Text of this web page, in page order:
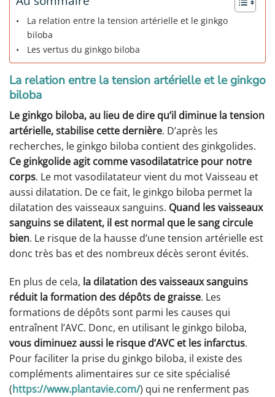
La relation entre la tension artérielle et le ginkgo
biloba
Les vertus du ginkgo biloba
La relation entre la tension artérielle et le ginkgo
biloba
Le ginkgo biloba, au lieu de dire qu’il diminue la tension
artérielle, stabilise cette dernière. D’après les
recherches, le ginkgo biloba contient des ginkgolides.
Ce ginkgolide agit comme vasodilatatrice pour notre
corps. Le mot vasodilatateur vient du mot Vaisseau et
aussi dilatation. De ce fait, le ginkgo biloba permet la
dilatation des vaisseaux sanguins. Quand les vaisseaux
sanguins se dilatent, il est normal que le sang circule
bien. Le risque de la hausse d’une tension artérielle est
donc très bas et des nombreux décès seront évités.
En plus de cela, la dilatation des vaisseaux sanguins
réduit la formation des dépôts de graisse. Les
formations de dépôts sont parmi les causes qui
entraînent l’AVC. Donc, en utilisant le ginkgo biloba,
vous diminuez aussi le risque d’AVC et les infarctus.
Pour faciliter la prise du ginkgo biloba, il existe des
compléments alimentaires sur ce site spécialisé
(https://www.plantavie.com/) qui ne renferment pas